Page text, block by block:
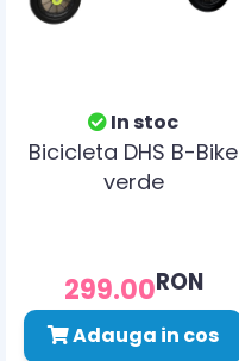
In stoc
Bicicleta DHS B-Bike
verde
299.00RON
Adauga in cos